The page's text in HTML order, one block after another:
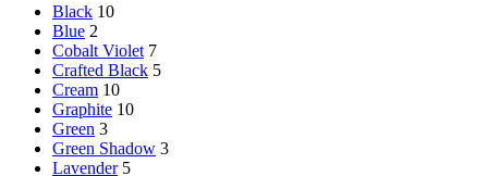
Black 10
Blue 2
Cobalt Violet 7
Crafted Black 5
Cream 10
Graphite 10
Green 3
Green Shadow 3
Lavender 5